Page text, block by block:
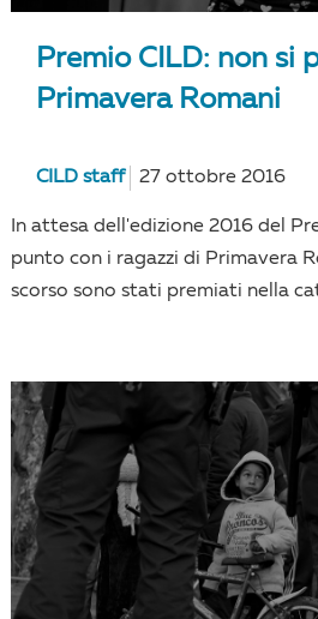
Premio CILD: non si
Primavera Romani
CILD staff 27 ottobre 2016
In attesa dell'edizione 2016 del
punto con i ragazzi di Primavera
scorso sono stati premiati nella